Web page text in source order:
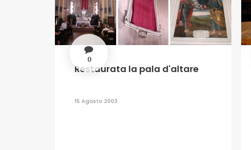
0
Restaurata la pala d'altare
15 Agosto 2003